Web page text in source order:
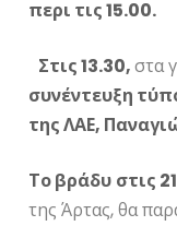
περι τις 15.00.
Στις 13.30,στα
συνέντευξη
της ΛΑΕ,
Το βράδυ στις
της Άρτας, θα